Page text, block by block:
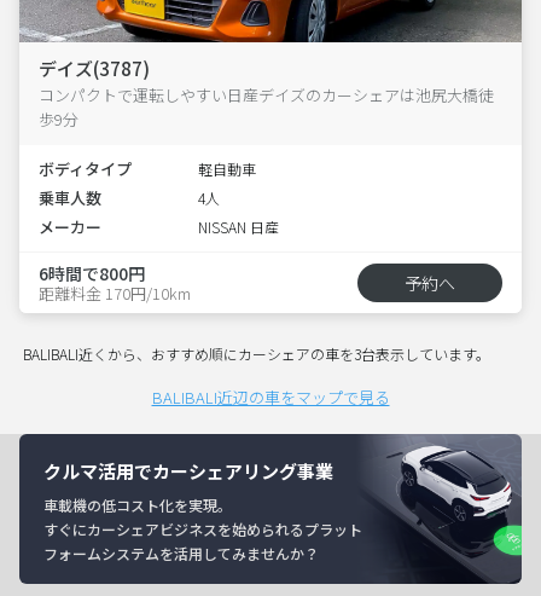
デイズ(3787)
コンパクトで運転しやすい日産デイズのカーシェアは池尻大橋徒
歩9分
ボディタイプ 軽自動車
乗車人数 4人
メーカー NISSAN 日産
6時間で800円
距離料金 170円/10km 予約へ
BALIBALI近くから、おすすめ順にカーシェアの車を3台表示しています。
BALIBALI近辺の車をマップで見る
クルマ活用でカーシェアリング事業
車載機の低コスト化を実現。
すぐにカーシェアビジネスを始められるプラット
フォームシステムを活用してみませんか？